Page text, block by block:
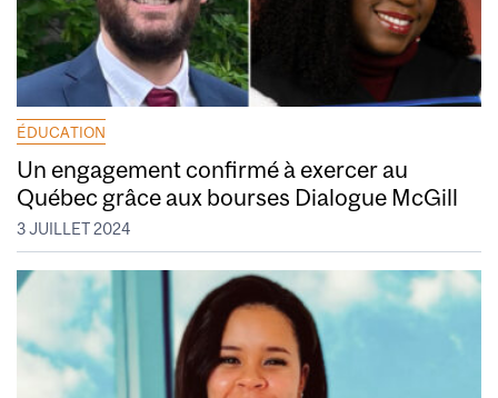
ÉDUCATION
Un engagement confirmé à exercer au
Québec grâce aux bourses Dialogue McGill
3 JUILLET 2024